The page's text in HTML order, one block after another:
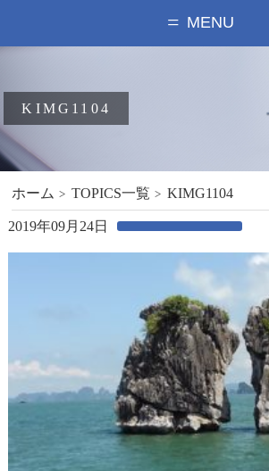
MENU
KIMG1104
ホーム TOPICS一覧 KIMG1104
2019年09月24日